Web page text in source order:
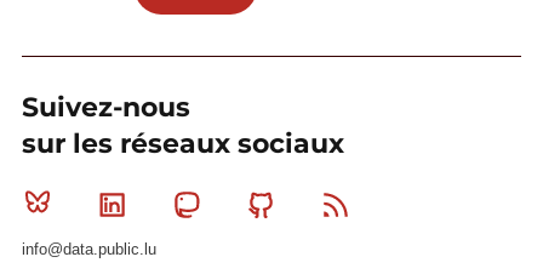
Suivez-nous
sur les réseaux sociaux
Bluesky Linkedin MastodonGithub
info@data.public.lu